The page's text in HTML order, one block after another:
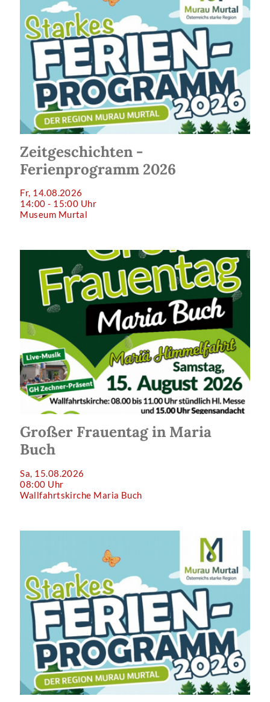
Zeitgeschichten -
Ferienprogramm 2026
Fr, 14.08.2026
14:00 - 15:00 Uhr
Museum Murtal
Großer Frauentag in Maria
Buch
Sa, 15.08.2026
08:00 Uhr
Wallfahrtskirche Maria Buch